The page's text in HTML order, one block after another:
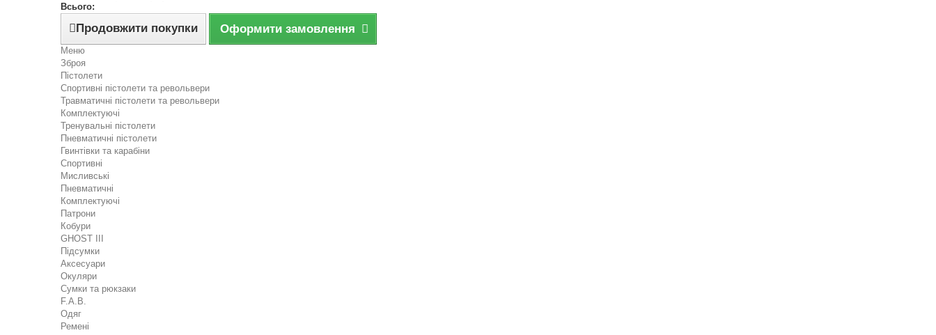
Всього:
Продовжити покупки Оформити замовлення
Меню
Зброя
Пістолети
Спортивні пістолети та револьвери
Травматичні пістолети та револьвери
Комплектуючі
Тренувальні пістолети
Пневматичні пістолети
Гвинтівки та карабіни
Спортивні
Мисливські
Пневматичні
Комплектуючі
Патрони
Кобури
GHOST III
Підсумки
Аксесуари
Окуляри
Сумки та рюкзаки
F.A.B.
Одяг
Ремені